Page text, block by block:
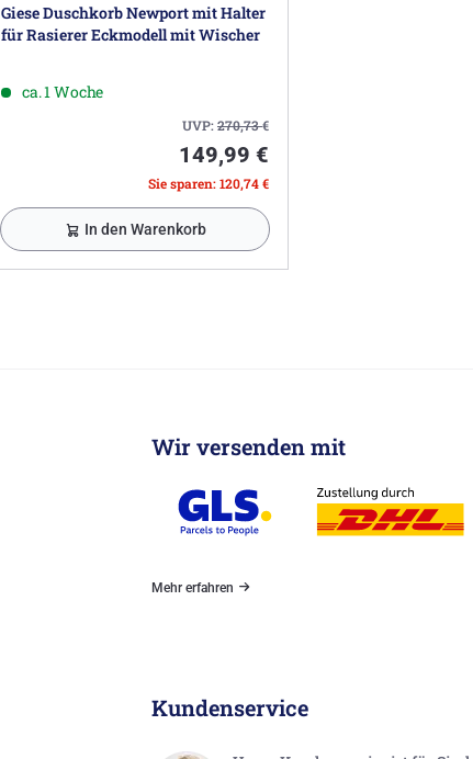
Giese Duschkorb Newport mit Halter
für Rasierer Eckmodell mit Wischer
ca. 1 Woche
UVP:270,73€
149,99 €
Sie sparen: 120,74 €
In den Warenkorb
Wir versenden mit
Mehr erfahren
Kundenservice